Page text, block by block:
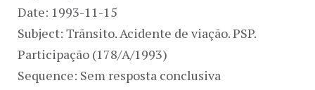
Date: 1993-11-15
Subject: Trãnsito. Acidente de viação. PSP.
Participação (178/A/1993)
Sequence: Sem resposta conclusiva